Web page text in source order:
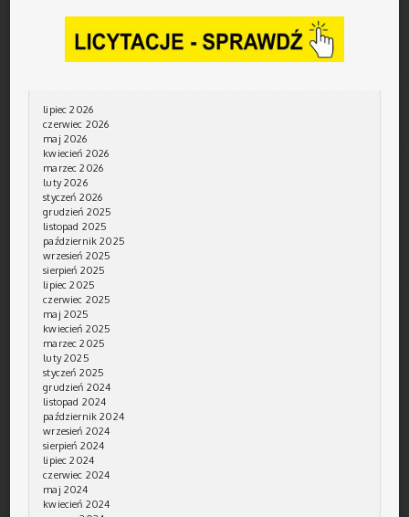
lipiec 2026
czerwiec 2026
maj 2026
kwiecień 2026
marzec 2026
luty 2026
styczeń 2026
grudzień 2025
listopad 2025
październik 2025
wrzesień 2025
sierpień 2025
lipiec 2025
czerwiec 2025
maj 2025
kwiecień 2025
marzec 2025
luty 2025
styczeń 2025
grudzień 2024
listopad 2024
październik 2024
wrzesień 2024
sierpień 2024
lipiec 2024
czerwiec 2024
maj 2024
kwiecień 2024